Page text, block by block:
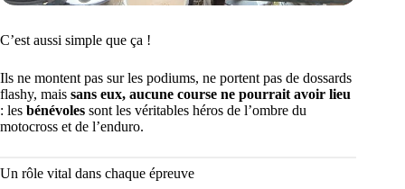
C’est aussi simple que ça !
Ils ne montent pas sur les podiums, ne portent pas de dossards
flashy, mais sans eux, aucune course ne pourrait avoir lieu
: les bénévoles sont les véritables héros de l’ombre du
motocross et de l’enduro.
Un rôle vital dans chaque épreuve